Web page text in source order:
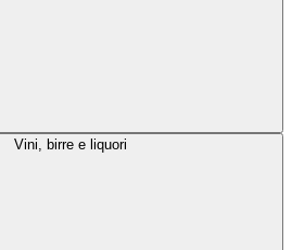
Vini, birre e liquori